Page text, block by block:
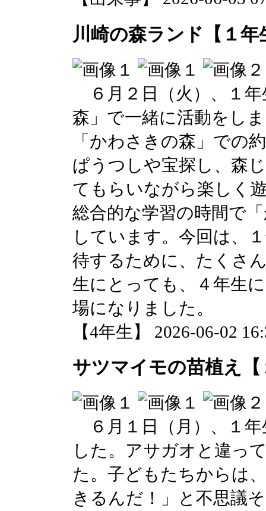
川崎の森ランド【１年
６月２日（火）、１
森」で一緒に活動をし
「かわさきの森」での
ぱうつしや宝探し、森
てもらいながら楽しく
総合的な学習の時間で
しています。今回は、
待するために、たくさ
生にとっても、４年生
場になりました。
【4年生】 2026-06-02
サツマイモの苗植え【
６月１日（月）、１
した。アサガオと違っ
た。子どもたちからは
きるんだ！」と不思議